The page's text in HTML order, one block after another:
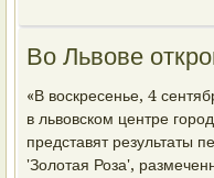
Во Львове
«В воскресенье, 4
в львовском центре
представят результаты
'Золотая Роза',